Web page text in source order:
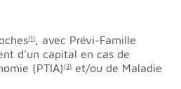
(1)
, avec Prévi-Famille
d'un capital en cas de
(PTIA)(3) et/ou de Maladie